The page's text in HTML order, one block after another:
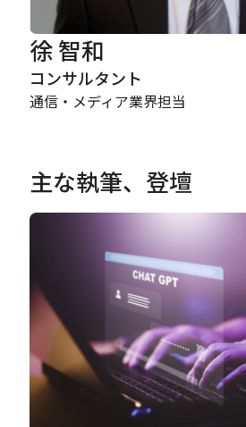
EN
徐 智和
コンサルタント
通信・メディア業界担当
主な執筆、登壇